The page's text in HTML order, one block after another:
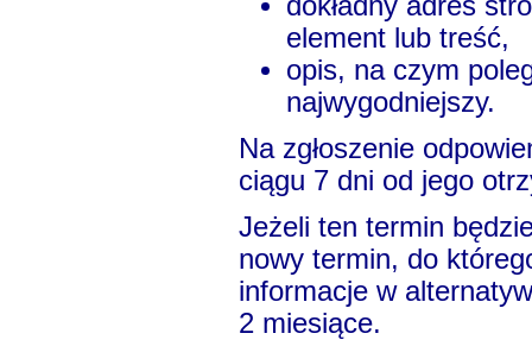
element lub treść,
opis, na czym
najwygodniejszy.
Na zgłoszenie
ciągu 7 dni od jego
Jeżeli ten termin
nowy termin, do
informacje w
2 miesiące.